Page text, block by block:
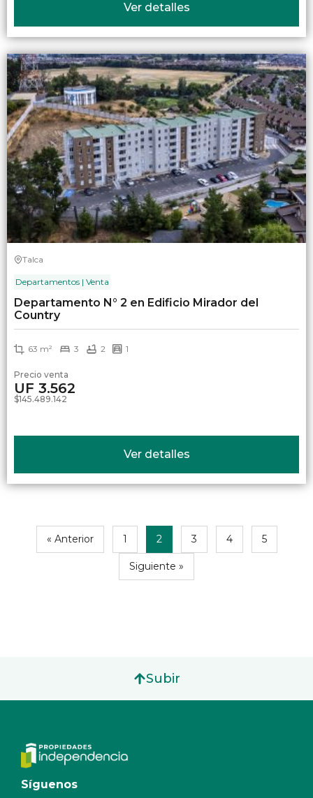
Ver detalles
Talca
Departamentos | Venta
Departamento N° 2 en Edificio Mirador del
Country
63 m² 3 2 1
Precio venta
UF 3.562
$145.489.142
Ver detalles
« Anterior 1 2 3 4 5
Siguiente »
Subir
Síguenos